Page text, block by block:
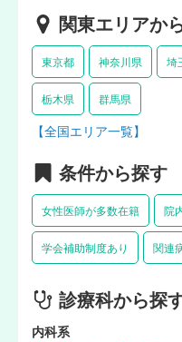
関東エリアか
東京都 神奈川県 埼
栃木県 群馬県
【全国エリア一覧】
条件から探す
女性医師が多数在籍 院
学会補助制度あり 関連
診療科から探
内科系